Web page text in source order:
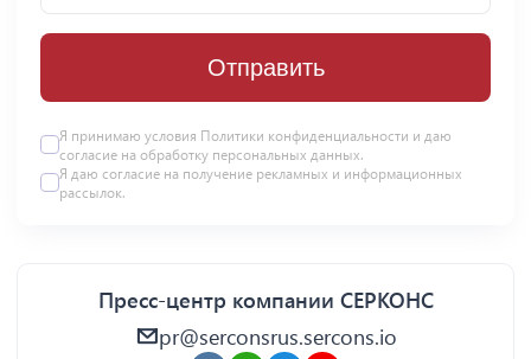
Отправить
Я принимаю условия Политики конфиденциальности и даю
согласие на обработку персональных данных.
Я даю согласие на получение рекламных и информационных
рассылок.
Пресс-центр компании СЕРКОНС
pr@serconsrus.sercons.io